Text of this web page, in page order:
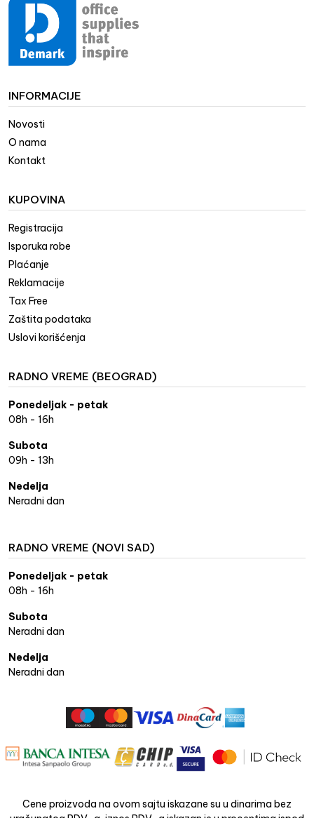
INFORMACIJE
Novosti
O nama
Kontakt
KUPOVINA
Registracija
Isporuka robe
Plaćanje
Reklamacije
Tax Free
Zaštita podataka
Uslovi korišćenja
RADNO VREME (BEOGRAD)
Ponedeljak - petak
08h - 16h
Subota
09h - 13h
Nedelja
Neradni dan
RADNO VREME (NOVI SAD)
Ponedeljak - petak
08h - 16h
Subota
Neradni dan
Nedelja
Neradni dan
Cene proizvoda na ovom sajtu iskazane su u dinarima bez